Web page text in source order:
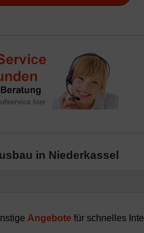
in Niederkassel
Angebote für schnelles